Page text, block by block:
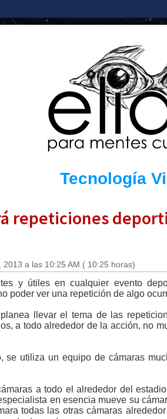
Tecnología
repeticiones
2013 a las 10:25 AM ( 10:25 horas)
y útiles en cualquier evento
poder ver una repetición de algo
llevar el tema de las
a todo alrededor de la acción, no
se utiliza un equipo de cámaras
a todo el alrededor del
en esencia mueve su
todas las otras cámaras